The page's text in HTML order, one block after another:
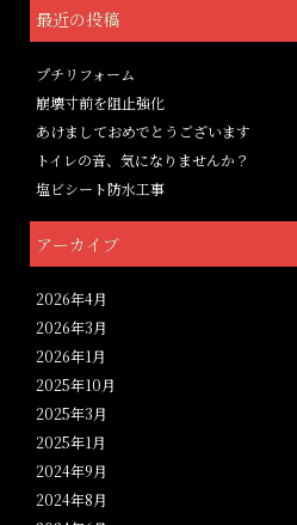
最近の投稿
プチリフォーム
崩壊寸前を阻止強化
あけましておめでとうございます
トイレの音、気になりませんか？
塩ビシート防水工事
アーカイブ
2026年4月
2026年3月
2026年1月
2025年10月
2025年3月
2025年1月
2024年9月
2024年8月